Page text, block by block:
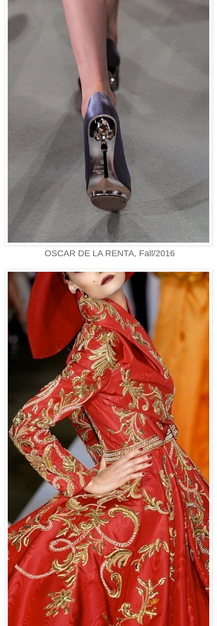
OSCAR DE LA RENTA, Fall/2016